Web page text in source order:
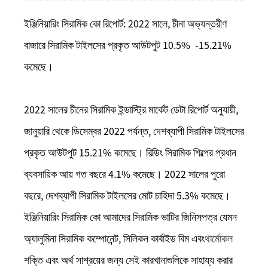
ইঞ্জিনিয়ারিং সিরামিক কো রিপোর্ট: 2022 সালে, চীনা অভ্যন্তরীণ
বাজারে সিরামিক টাইলসের প্রকৃত আউটপুট 10.5% -15.21%
কমেছে।
2022 সালের চীনের সিরামিক ইন্ডাস্ট্রি মার্কেট ডেটা রিপোর্ট অনুযায়ী,
জানুয়ারি থেকে ডিসেম্বর 2022 পর্যন্ত, দেশব্যাপী সিরামিক টাইলসের
প্রকৃত আউটপুট 15.21% কমেছে। বিল্ডিং সিরামিক শিল্পের প্রধান
ব্যবসায়িক আয় গত বছরে 4.1% কমেছে। 2022 সালের পুরো
বছরে, দেশব্যাপী সিরামিক টাইলসের মোট চাহিদা 5.3% কমেছে।
ইঞ্জিনিয়ারিং সিরামিক কো আমাদের সিরামিক ভাটির জিনিসপত্র যেমন
অ্যালুমিনা সিরামিক কম্পোনেন্ট, সিলিকন কার্বাইড বিম এবংথার্মোকল
শক্তি এবং অর্থ সাশ্রয়ের জন্য সেই কারখানাগুলিকে সাহায্য করার